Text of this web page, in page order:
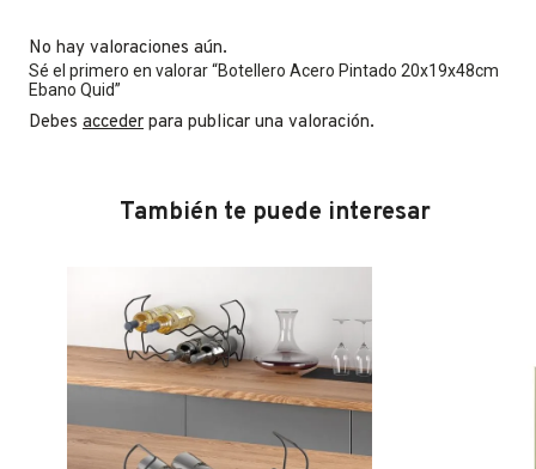
No hay valoraciones aún.
Sé el primero en valorar “Botellero Acero Pintado 20x19x48cm
Ebano Quid”
Debes acceder para publicar una valoración.
También te puede interesar